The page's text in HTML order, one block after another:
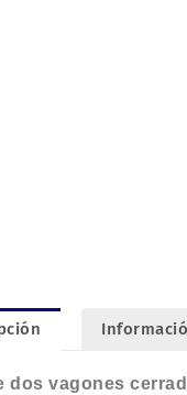
dos vagones